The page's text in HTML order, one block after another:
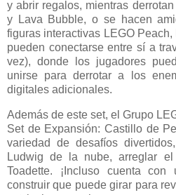
y abrir regalos, mientras
y Lava Bubble, o se hacen
figuras interactivas LEGO
pueden conectarse entre sí a
vez), donde los jugadores
unirse para derrotar a los
digitales adicionales.
Además de este set, el Grupo
Set de Expansión: Castillo de
variedad de desafíos
Ludwig de la nube, arreglar
Toadette. ¡Incluso cuenta
construir que puede girar para